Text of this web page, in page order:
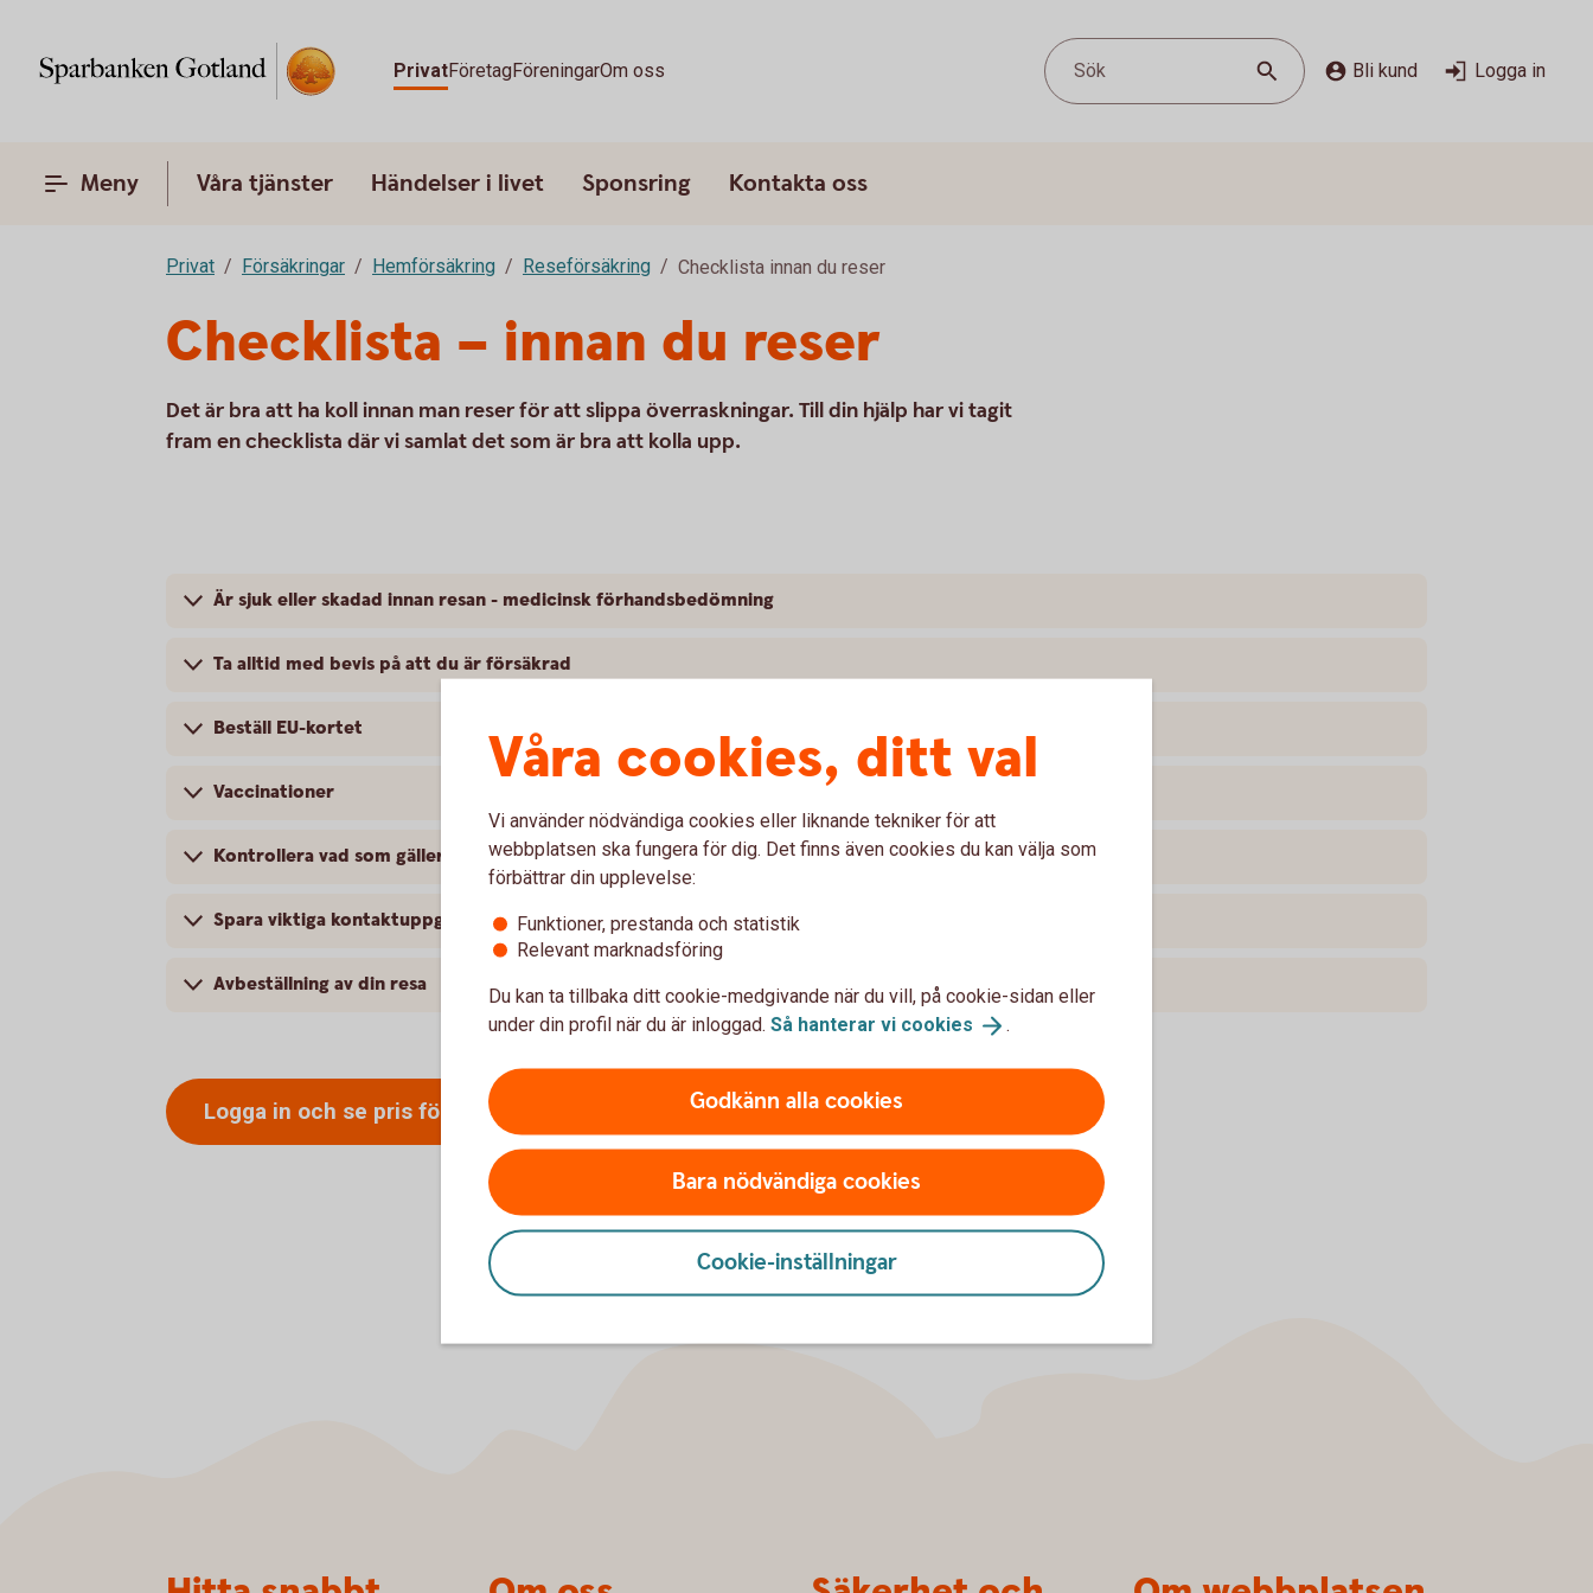
PrivatFöretagFöreningarOm oss Sök Bli kund Logga in
Meny Våra tjänster Händelser i livet Sponsring Kontakta oss
Privat Försäkringar Hemförsäkring Reseförsäkring Checklista innan du reser
Checklista – innan du reser
Det är bra att ha koll innan man reser för att slippa överraskningar. Till din hjälp har vi tagit
fram en checklista där vi samlat det som är bra att kolla upp.
Är sjuk eller skadad innan resan - medicinsk förhandsbedömning
Ta alltid med bevis på att du är försäkrad
Beställ EU-kortet
Vaccinationer
Kontrollera vad som gäller för ditt resmål
Spara viktiga kontaktuppgifter
Avbeställning av din resa
Logga in och se pris för hemförsäkringen
Våra cookies, ditt val
Vi använder nödvändiga cookies eller liknande tekniker för att
webbplatsen ska fungera för dig. Det finns även cookies du kan välja som
förbättrar din upplevelse:
Funktioner, prestanda och statistik
Relevant marknadsföring
Du kan ta tillbaka ditt cookie-medgivande när du vill, på cookie-sidan eller
under din profil när du är inloggad. Så hanterar vi cookies .
Godkänn alla cookies
Bara nödvändiga cookies
Cookie-inställningar